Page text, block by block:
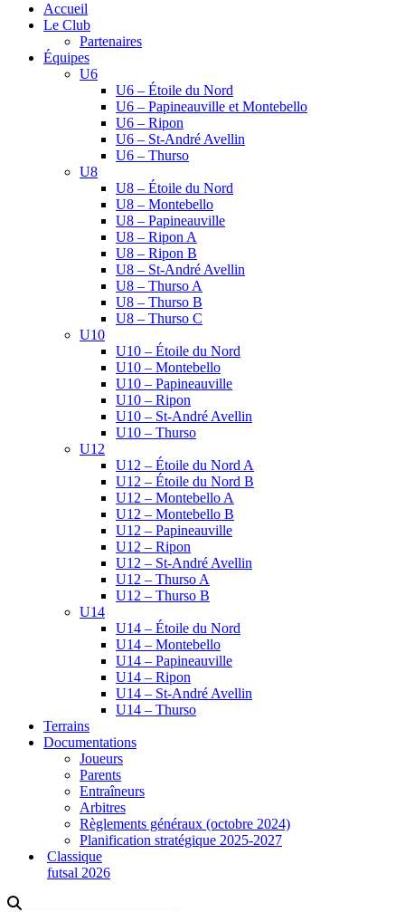
Accueil
Le Club
Partenaires
Équipes
U6
U6 – Étoile du Nord
U6 – Papineauville et Montebello
U6 – Ripon
U6 – St-André Avellin
U6 – Thurso
U8
U8 – Étoile du Nord
U8 – Montebello
U8 – Papineauville
U8 – Ripon A
U8 – Ripon B
U8 – St-André Avellin
U8 – Thurso A
U8 – Thurso B
U8 – Thurso C
U10
U10 – Étoile du Nord
U10 – Montebello
U10 – Papineauville
U10 – Ripon
U10 – St-André Avellin
U10 – Thurso
U12
U12 – Étoile du Nord A
U12 – Étoile du Nord B
U12 – Montebello A
U12 – Montebello B
U12 – Papineauville
U12 – Ripon
U12 – St-André Avellin
U12 – Thurso A
U12 – Thurso B
U14
U14 – Étoile du Nord
U14 – Montebello
U14 – Papineauville
U14 – Ripon
U14 – St-André Avellin
U14 – Thurso
Terrains
Documentations
Joueurs
Parents
Entraîneurs
Arbitres
Règlements généraux (octobre 2024)
Planification stratégique 2025-2027
Classique
futsal 2026